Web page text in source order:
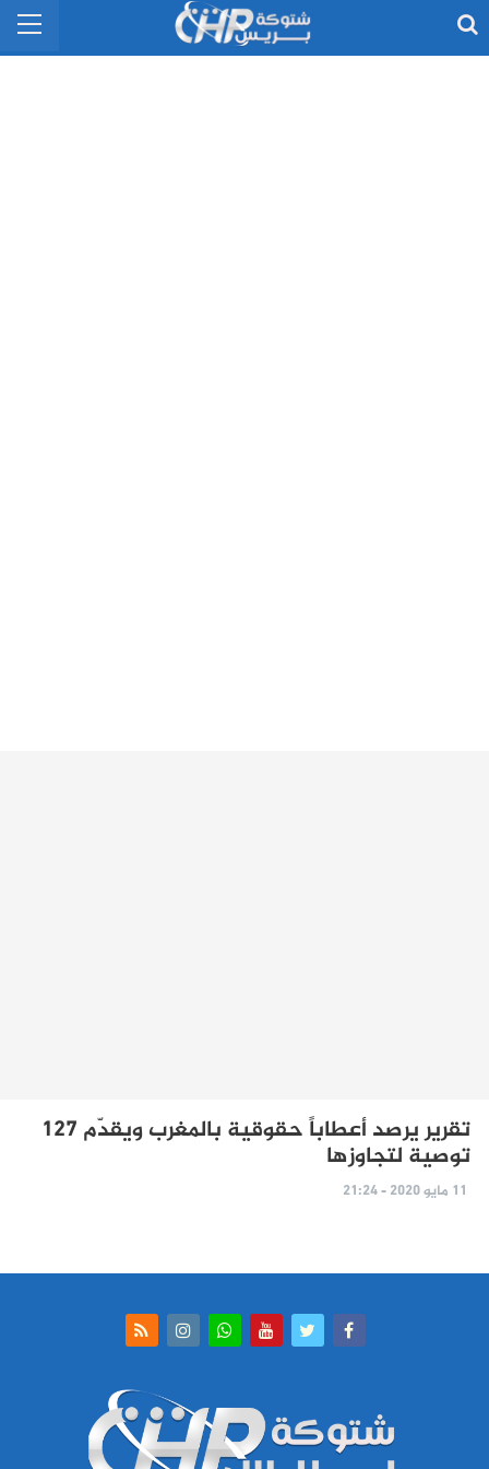
تقرير يرصد أعطاباً حقوقية بالمغرب ويقدّم 127
توصية لتجاوزها
11 مايو 2020 - 21:24